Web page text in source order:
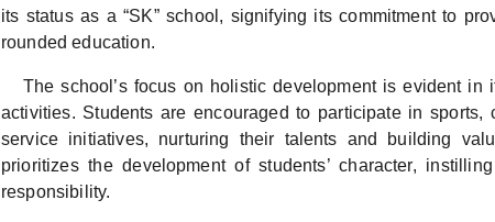
its status as a “SK” school, signifying its commitment to
rounded education.
The school’s focus on holistic development is evident in
activities. Students are encouraged to participate in sports,
service initiatives, nurturing their talents and building
prioritizes the development of students’ character,
responsibility.